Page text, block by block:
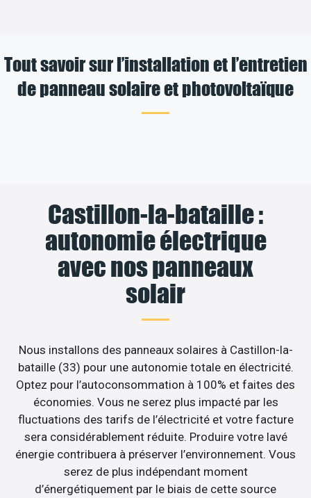
Tout savoir sur l’installation et l’entretien
de panneau solaire et photovoltaïque
Castillon-la-bataille :
autonomie électrique
avec nos panneaux
solair
Nous installons des panneaux solaires à Castillon-la-
bataille (33) pour une autonomie totale en électricité.
Optez pour l’autoconsommation à 100% et faites des
économies. Vous ne serez plus impacté par les
fluctuations des tarifs de l’électricité et votre facture
sera considérablement réduite. Produire votre lavé
énergie contribuera à préserver l’environnement. Vous
serez de plus indépendant moment
d’énergétiquement par le biais de cette source